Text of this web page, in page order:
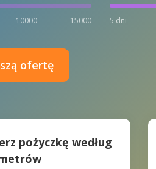
10000 15000 5 dni
ofertę
pożyczkę według